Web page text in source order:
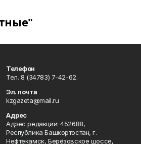
Телефон
Тел. 8 (34783) 7-42-62.
Эл. почта
kzgazeta@mail.ru
Адрес
Адрес редакции: 452688,
Республика Башкортостан, г.
Нефтекамск, Берёзовское шоссе,